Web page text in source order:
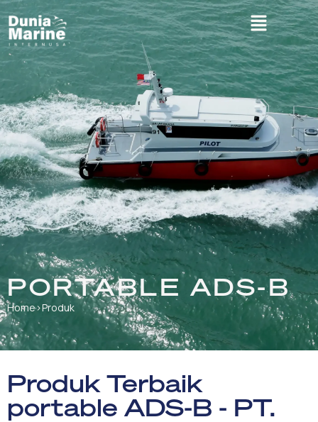
PORTABLE ADS-B
Home›Produk
Produk Terbaik
portable ADS-B - PT.